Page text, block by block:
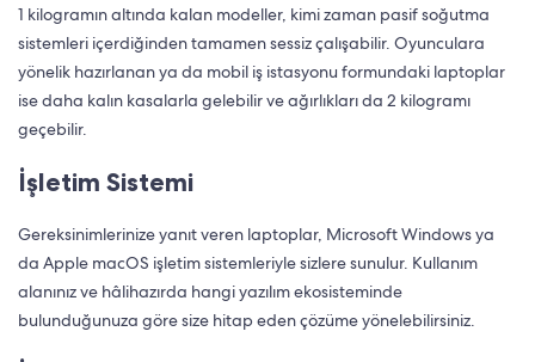
1 kilogramın altında kalan modeller, kimi zaman pasif soğutma
sistemleri içerdiğinden tamamen sessiz çalışabilir. Oyunculara
yönelik hazırlanan ya da mobil iş istasyonu formundaki laptoplar
ise daha kalın kasalarla gelebilir ve ağırlıkları da 2 kilogramı
geçebilir.
İşletim Sistemi
Gereksinimlerinize yanıt veren laptoplar, Microsoft Windows ya
da Apple macOS işletim sistemleriyle sizlere sunulur. Kullanım
alanınız ve hâlihazırda hangi yazılım ekosisteminde
bulunduğunuza göre size hitap eden çözüme yönelebilirsiniz.